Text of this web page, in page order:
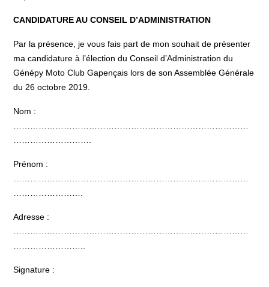
CANDIDATURE AU CONSEIL D’ADMINISTRATION
Par la présence, je vous fais part de mon souhait de présenter
ma candidature à l’élection du Conseil d’Administration du
Génépy Moto Club Gapençais lors de son Assemblée Générale
du 26 octobre 2019.
Nom :
Prénom :
Adresse :
Signature :